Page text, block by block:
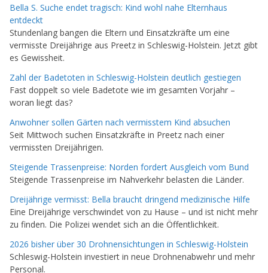
Bella S. Suche endet tragisch: Kind wohl nahe Elternhaus
entdeckt
Stundenlang bangen die Eltern und Einsatzkräfte um eine
vermisste Dreijährige aus Preetz in Schleswig-Holstein. Jetzt gibt
es Gewissheit.
Zahl der Badetoten in Schleswig-Holstein deutlich gestiegen
Fast doppelt so viele Badetote wie im gesamten Vorjahr –
woran liegt das?
Anwohner sollen Gärten nach vermisstem Kind absuchen
Seit Mittwoch suchen Einsatzkräfte in Preetz nach einer
vermissten Dreijährigen.
Steigende Trassenpreise: Norden fordert Ausgleich vom Bund
Steigende Trassenpreise im Nahverkehr belasten die Länder.
Dreijährige vermisst: Bella braucht dringend medizinische Hilfe
Eine Dreijährige verschwindet von zu Hause – und ist nicht mehr
zu finden. Die Polizei wendet sich an die Öffentlichkeit.
2026 bisher über 30 Drohnensichtungen in Schleswig-Holstein
Schleswig-Holstein investiert in neue Drohnenabwehr und mehr
Personal.